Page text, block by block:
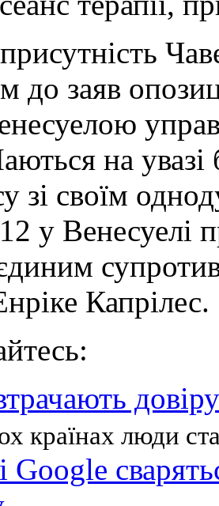
до заяв
на
зі своїм
у Венесуелі
Капрілес.
країнах люди
Google